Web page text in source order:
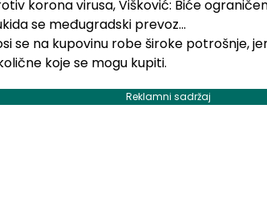
se na kupovinu robe široke potrošnje,
koje se mogu kupiti.
Reklamni sadržaj